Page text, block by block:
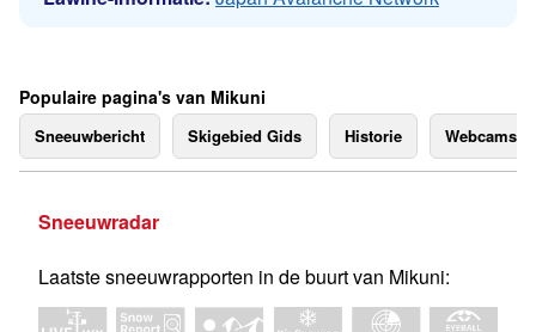
Populaire pagina's van Mikuni
Sneeuwbericht Skigebied Gids Historie Webcams
Sneeuwradar
Laatste sneeuwrapporten in de buurt van Mikuni: